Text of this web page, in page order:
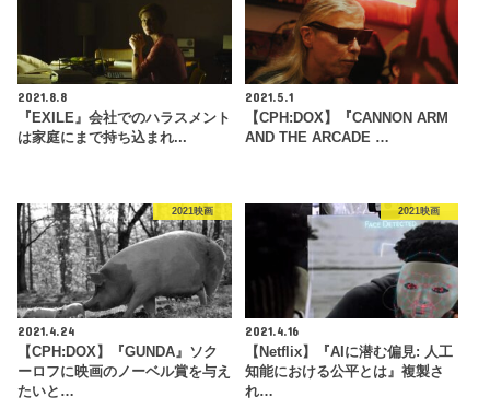
2021.8.8
『EXILE』会社でのハラスメント
は家庭にまで持ち込まれ...
2021.5.1
【CPH:DOX】『CANNON ARM
AND THE ARCADE …
2021映画
2021.4.24
【CPH:DOX】『GUNDA』ソク
ーロフに映画のノーベル賞を与え
たいと…
2021映画
2021.4.16
【Netflix】『AIに潜む偏見: 人工
知能における公平とは』複製さ
れ…